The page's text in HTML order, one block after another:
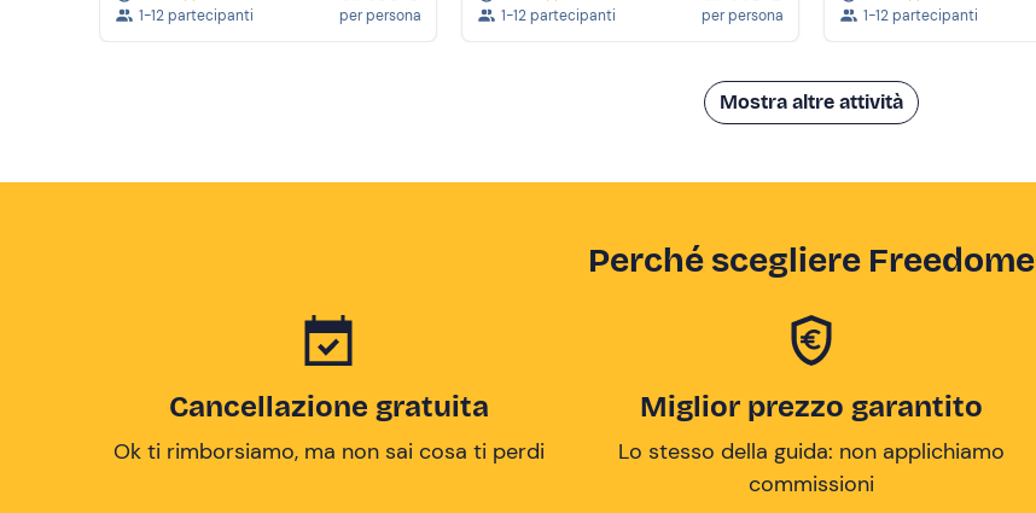
1-12 partecipanti
per persona
1-12 partecipanti
per persona
1-12 partecipanti
Mostra altre attività
Perché scegliere Freedome
Cancellazione gratuita
Ok ti rimborsiamo, ma non sai cosa ti perdi
Miglior prezzo garantito
Lo stesso della guida: non applichiamo
commissioni